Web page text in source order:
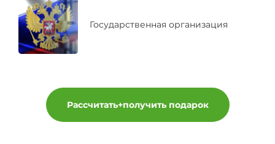
Государственная организация
Рассчитать+получить подарок